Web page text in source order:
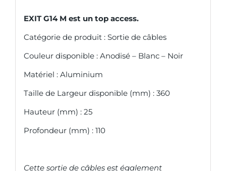
EXIT G14 M est un top access.
Catégorie de produit : Sortie de câbles
Couleur disponible : Anodisé – Blanc – Noir
Matériel : Aluminium
Taille de Largeur disponible (mm) : 360
Hauteur (mm) : 25
Profondeur (mm) : 110
Cette sortie de câbles est également